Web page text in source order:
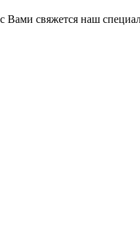
свяжется наш